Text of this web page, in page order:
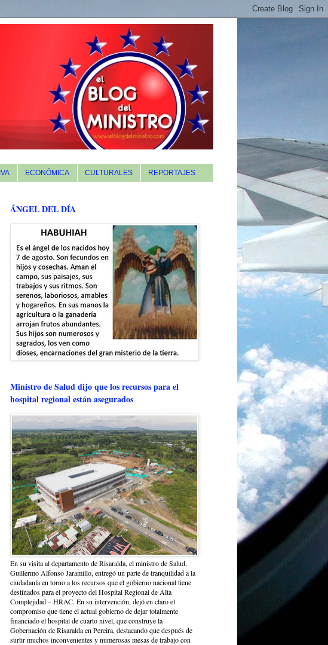
ECONÓMICA CULTURALES REPORTAJES
ÁNGEL DEL DÍA
Ministro de Salud dijo que los recursos para el
hospital regional están asegurados
En su visita al departamento de Risaralda, el ministro de Salud,
Guillermo Alfonso Jaramillo, entregó un parte de tranquilidad a la
ciudadanía en torno a los recursos que el gobierno nacional tiene
destinados para el proyecto del Hospital Regional de Alta
Complejidad – HRAC. En su intervención, dejó en claro el
compromiso que tiene el actual gobierno de dejar totalmente
financiado el hospital de cuarto nivel, que construye la
Gobernación de Risaralda en Pereira, destacando que después de
surtir muchos inconvenientes y numerosas mesas de trabajo con